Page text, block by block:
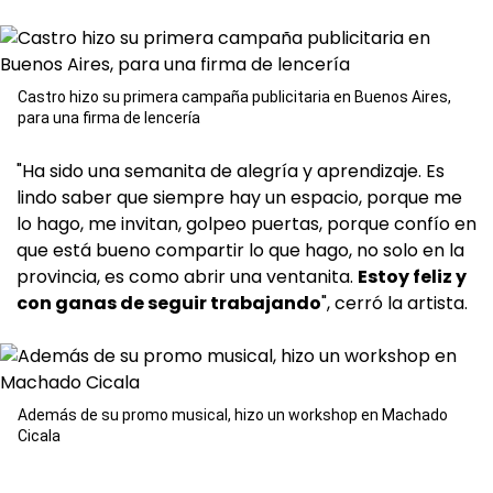
Castro hizo su primera campaña publicitaria en Buenos Aires,
para una firma de lencería
"Ha sido una semanita de alegría y aprendizaje. Es
lindo saber que siempre hay un espacio, porque me
lo hago, me invitan, golpeo puertas, porque confío en
que está bueno compartir lo que hago, no solo en la
provincia, es como abrir una ventanita. Estoy feliz y
con ganas de seguir trabajando", cerró la artista.
Además de su promo musical, hizo un workshop en Machado
Cicala